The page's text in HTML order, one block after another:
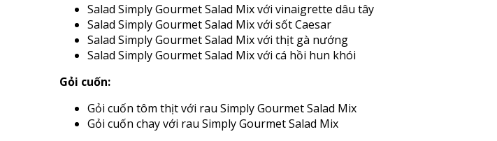
Salad Simply Gourmet Salad Mix với vinaigrette dâu tây
Salad Simply Gourmet Salad Mix với sốt Caesar
Salad Simply Gourmet Salad Mix với thịt gà nướng
Salad Simply Gourmet Salad Mix với cá hồi hun khói
Gỏi cuốn:
Gỏi cuốn tôm thịt với rau Simply Gourmet Salad Mix
Gỏi cuốn chay với rau Simply Gourmet Salad Mix